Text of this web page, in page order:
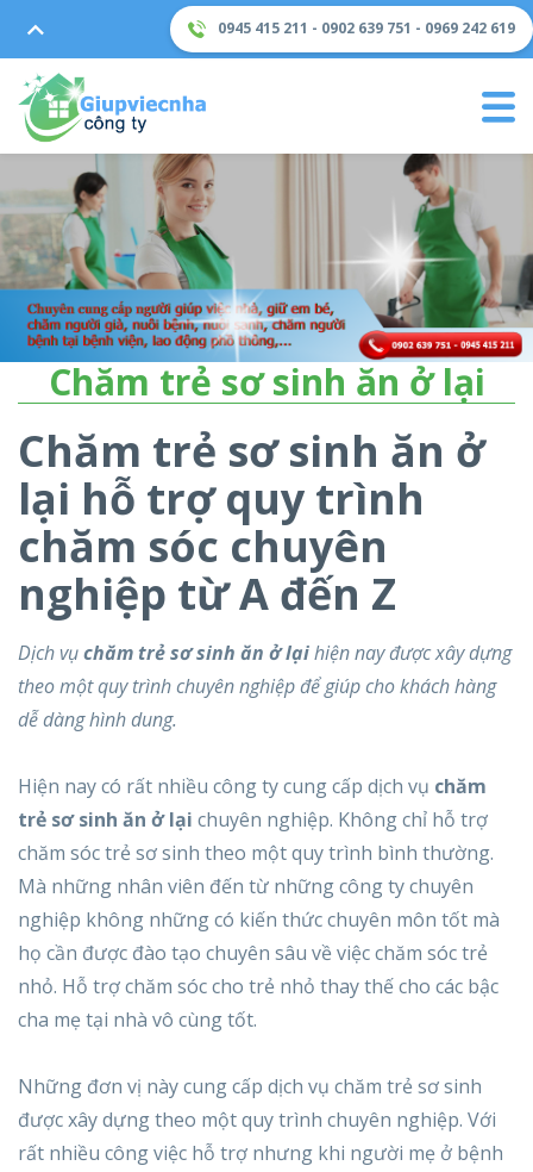
0945 415 211 - 0902 639 751 - 0969 242 619
Chăm trẻ sơ sinh ăn ở lại
Chăm trẻ sơ sinh ăn ở
lại hỗ trợ quy trình
chăm sóc chuyên
nghiệp từ A đến Z
Dịch vụchăm trẻ sơ sinh ăn ở lạihiện nay được xây dựng
theo một quy trình chuyên nghiệp để giúp cho khách hàng
dễ dàng hình dung.
Hiện nay có rất nhiều công ty cung cấp dịch vụ chăm
trẻ sơ sinh ăn ở lại chuyên nghiệp. Không chỉ hỗ trợ
chăm sóc trẻ sơ sinh theo một quy trình bình thường.
Mà những nhân viên đến từ những công ty chuyên
nghiệp không những có kiến thức chuyên môn tốt mà
họ cần được đào tạo chuyên sâu về việc chăm sóc trẻ
nhỏ. Hỗ trợ chăm sóc cho trẻ nhỏ thay thế cho các bậc
cha mẹ tại nhà vô cùng tốt.
Những đơn vị này cung cấp dịch vụ chăm trẻ sơ sinh
được xây dựng theo một quy trình chuyên nghiệp. Với
rất nhiều công việc hỗ trợ nhưng khi người mẹ ở bệnh